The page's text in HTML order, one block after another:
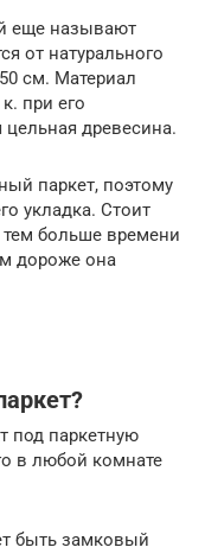
еще называют
от натурального
см. Материал
при его
цельная древесина.
паркет, поэтому
укладка. Стоит
больше времени
дороже она
под паркетную
в любой комнате
быть замковый